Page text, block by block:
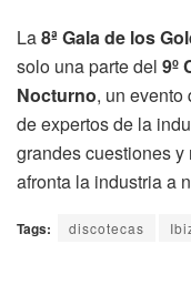
La8ª Gala de los
solo una parte del 9º
Nocturno, un evento
de expertos de la
grandes cuestiones
afronta la industria a
Tags: discotecas